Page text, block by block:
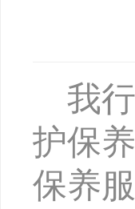
我
护保
保养